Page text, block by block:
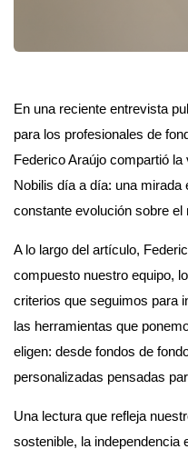
En una reciente entrevista
para los profesionales de
Federico Araújo compartió
Nobilis día a día: una
constante evolución sobre
A lo largo del artículo,
compuesto nuestro equipo,
criterios que seguimos para
las herramientas que
eligen: desde fondos de
personalizadas pensadas
Una lectura que refleja
sostenible, la independencia